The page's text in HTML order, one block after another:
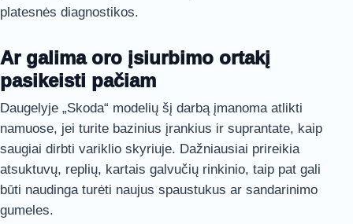
platesnės diagnostikos.
Ar galima oro įsiurbimo ortakį
pasikeisti pačiam
Daugelyje „Skoda“ modelių šį darbą įmanoma atlikti
namuose, jei turite bazinius įrankius ir suprantate, kaip
saugiai dirbti variklio skyriuje. Dažniausiai prireikia
atsuktuvų, replių, kartais galvučių rinkinio, taip pat gali
būti naudinga turėti naujus spaustukus ar sandarinimo
gumeles.